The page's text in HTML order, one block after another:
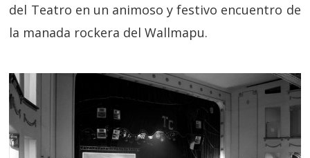
del Teatro en un animoso y festivo encuentro de
la manada rockera del Wallmapu.